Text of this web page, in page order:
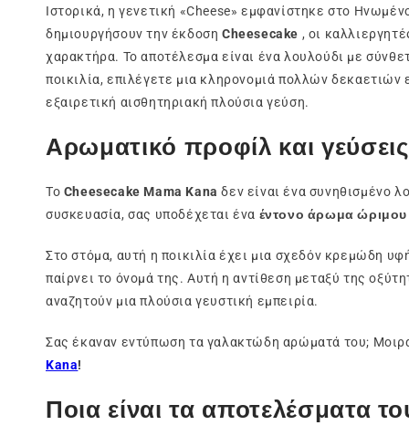
Ιστορικά, η γενετική «Cheese» εμφανίστηκε στο
δημιουργήσουν την έκδοση Cheesecake , οι
χαρακτήρα. Το αποτέλεσμα είναι ένα λουλούδι με
ποικιλία, επιλέγετε μια κληρονομιά πολλών δεκαετιών
εξαιρετική αισθητηριακή πλούσια γεύση.
Αρωματικό προφίλ και
Το Cheesecake Mama Kana δεν είναι ένα συνηθισμένο
συσκευασία, σας υποδέχεται ένα έντονο άρωμα ώριμου
Στο στόμα, αυτή η ποικιλία έχει μια σχεδόν κρεμώδη
παίρνει το όνομά της. Αυτή η αντίθεση μεταξύ της
αναζητούν μια πλούσια γευστική εμπειρία.
Σας έκαναν εντύπωση τα γαλακτώδη αρώματά του;
Kana!
Ποια είναι τα αποτελέσματα